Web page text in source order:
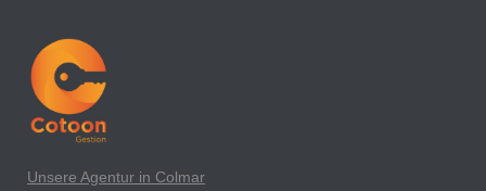
Unsere Agentur in Colmar